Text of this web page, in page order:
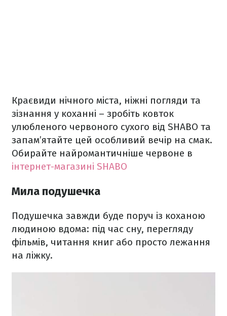
Краєвиди нічного міста, ніжні погляди та
зізнання у коханні – зробіть ковток
улюбленого червоного сухого від SHABO та
запам’ятайте цей особливий вечір на смак.
Обирайте найромантичніше червоне в
інтернет-магазині SHABO
Мила подушечка
Подушечка завжди буде поруч із коханою
людиною вдома: під час сну, перегляду
фільмів, читання книг або просто лежання
на ліжку.